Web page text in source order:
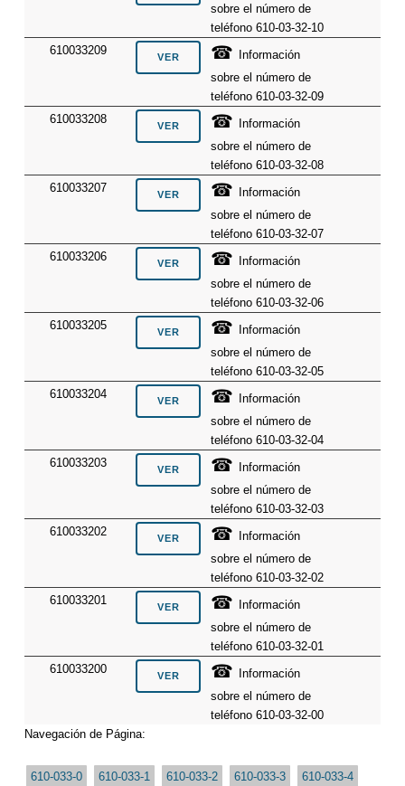
sobre el número de
teléfono 610-03-32-10
610033209
☎ Información
sobre el número de
teléfono 610-03-32-09
610033208
☎ Información
sobre el número de
teléfono 610-03-32-08
610033207
☎ Información
sobre el número de
teléfono 610-03-32-07
610033206
☎ Información
sobre el número de
teléfono 610-03-32-06
610033205
☎ Información
sobre el número de
teléfono 610-03-32-05
610033204
☎ Información
sobre el número de
teléfono 610-03-32-04
610033203
☎ Información
sobre el número de
teléfono 610-03-32-03
610033202
☎ Información
sobre el número de
teléfono 610-03-32-02
610033201
☎ Información
sobre el número de
teléfono 610-03-32-01
610033200
☎ Información
sobre el número de
teléfono 610-03-32-00
Navegación de Página:
610-033-0 610-033-1 610-033-2 610-033-3 610-033-4